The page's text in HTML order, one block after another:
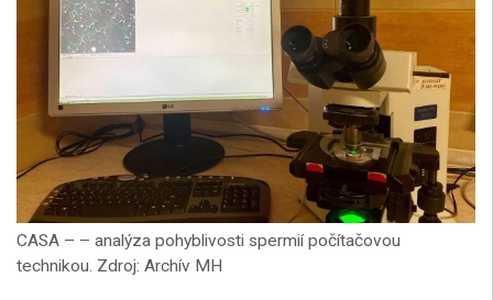
CASA – – analýza pohyblivosti spermií počítačovou
technikou. Zdroj: Archív MH